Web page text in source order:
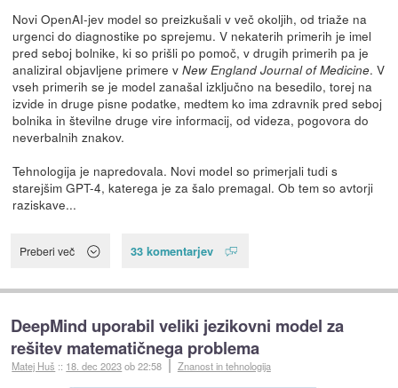
Novi OpenAI-jev model so preizkušali v več okoljih, od triaže na
urgenci do diagnostike po sprejemu. V nekaterih primerih je imel
pred seboj bolnike, ki so prišli po pomoč, v drugih primerih pa je
analiziral objavljene primere v New England Journal of Medicine. V
vseh primerih se je model zanašal izključno na besedilo, torej na
izvide in druge pisne podatke, medtem ko ima zdravnik pred seboj
bolnika in številne druge vire informacij, od videza, pogovora do
neverbalnih znakov.
Tehnologija je napredovala. Novi model so primerjali tudi s
starejšim GPT-4, katerega je za šalo premagal. Ob tem so avtorji
raziskave...
Preberi več 33 komentarjev
DeepMind uporabil veliki jezikovni model za
rešitev matematičnega problema
Matej Huš :: 18. dec 2023ob 22:58 Znanost in tehnologija